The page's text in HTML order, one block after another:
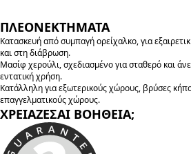
ΠΛΕΟΝΕΚΤΗΜΑΤΑ
Κατασκευή από συμπαγή ορείχαλκο, για
και στη διάβρωση.
Μασίφ χερούλι, σχεδιασμένο για σταθερό και
εντατική χρήση.
Κατάλληλη για εξωτερικούς χώρους, βρύσες
επαγγελματικούς χώρους.
ΧΡΕΙΑΖΕΣΑΙ ΒΟΗΘΕΙΑ;